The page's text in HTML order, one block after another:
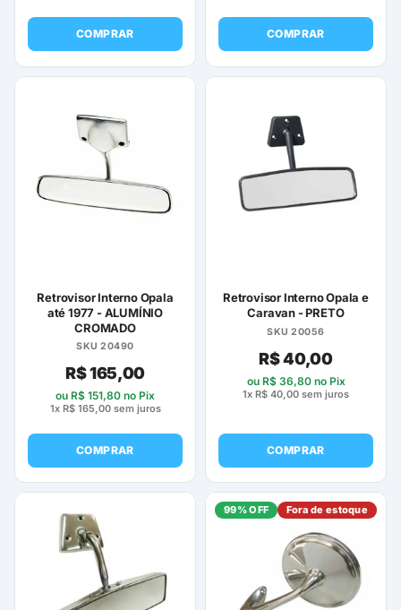
COMPRAR COMPRAR
Retrovisor Interno Opala
até 1977 - ALUMÍNIO
CROMADO
SKU 20490
R$165,00
ou R$ 151,80 no Pix
1x R$165,00sem juros
COMPRAR
Retrovisor Interno Opala e
Caravan - PRETO
SKU 20056
R$40,00
ou R$36,80no Pix
1x R$ 40,00 sem juros
COMPRAR
99% OFF Fora de estoque